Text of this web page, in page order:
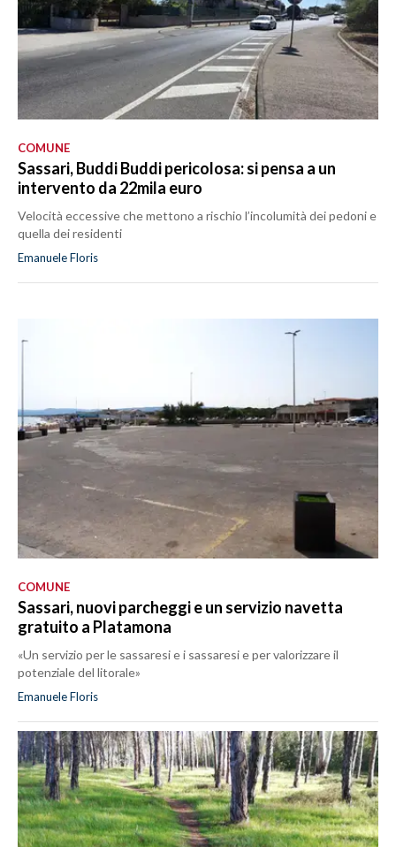
COMUNE
Sassari, Buddi Buddi pericolosa: si pensa a un
intervento da 22mila euro
Velocità eccessive che mettono a rischio l’incolumità dei pedoni e
quella dei residenti
Emanuele Floris
COMUNE
Sassari, nuovi parcheggi e un servizio navetta
gratuito a Platamona
«Un servizio per le sassaresi e i sassaresi e per valorizzare il
potenziale del litorale»
Emanuele Floris